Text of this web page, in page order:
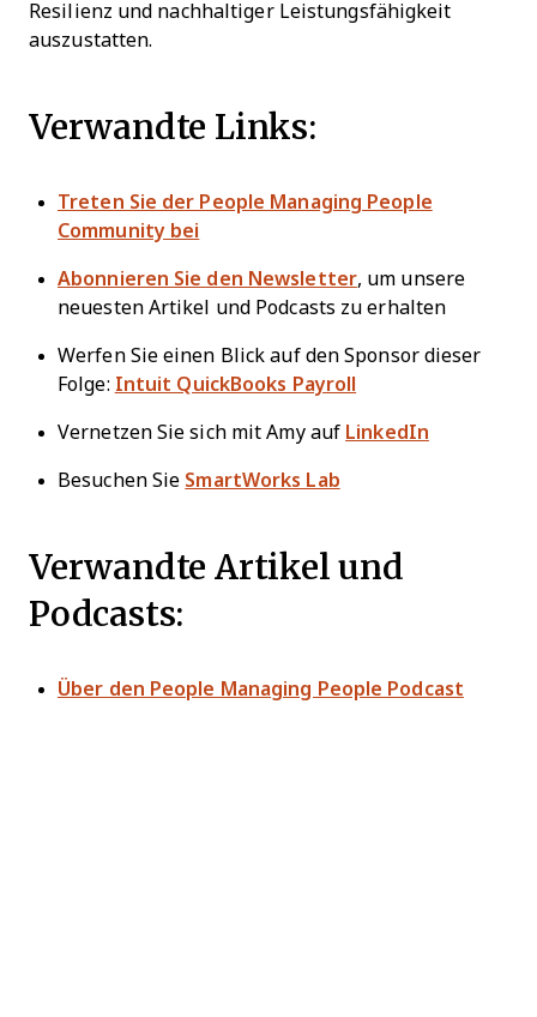
Resilienz und nachhaltiger Leistungsfähigkeit
auszustatten.
Verwandte Links:
Treten Sie der People Managing People
Community bei
Abonnieren Sie den Newsletter, um unsere
neuesten Artikel und Podcasts zu erhalten
Werfen Sie einen Blick auf den Sponsor dieser
Folge: Intuit QuickBooks Payroll
Vernetzen Sie sich mit Amy auf LinkedIn
Besuchen Sie SmartWorks Lab
Verwandte Artikel und
Podcasts:
Über den People Managing People Podcast